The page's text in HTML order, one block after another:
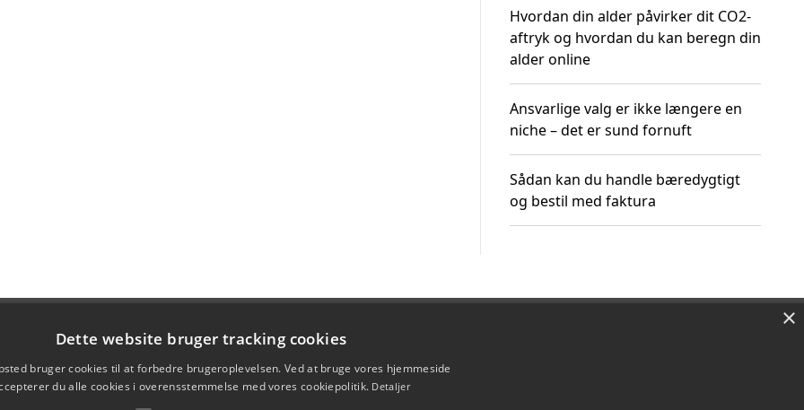
Hvordan din alder påvirker dit CO2-
aftryk og hvordan du kan beregn din
alder online
Ansvarlige valg er ikke længere en
niche – det er sund fornuft
Sådan kan du handle bæredygtigt
og bestil med faktura
×
Dette website bruger tracking cookies
bruger cookies til at forbedre brugeroplevelsen. Ved at bruge vores hjemmeside
du alle cookies i overensstemmelse med vores cookiepolitik. Detaljer